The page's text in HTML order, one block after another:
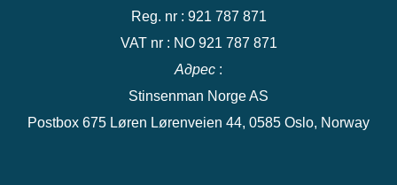
Reg. nr : 921 787 871
VAT nr : NO 921 787 871
Адрес :
Stinsenman Norge AS
Postbox 675 Løren Lørenveien 44, 0585 Oslo, Norway